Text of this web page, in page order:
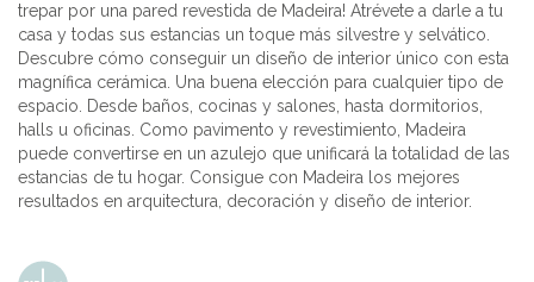
trepar por una pared revestida de Madeira! Atrévete a darle a tu
casa y todas sus estancias un toque más silvestre y selvático.
Descubre cómo conseguir un diseño de interior único con esta
magnífica cerámica. Una buena elección para cualquier tipo de
espacio. Desde baños, cocinas y salones, hasta dormitorios,
halls u oficinas. Como pavimento y revestimiento, Madeira
puede convertirse en un azulejo que unificará la totalidad de las
estancias de tu hogar. Consigue con Madeira los mejores
resultados en arquitectura, decoración y diseño de interior.